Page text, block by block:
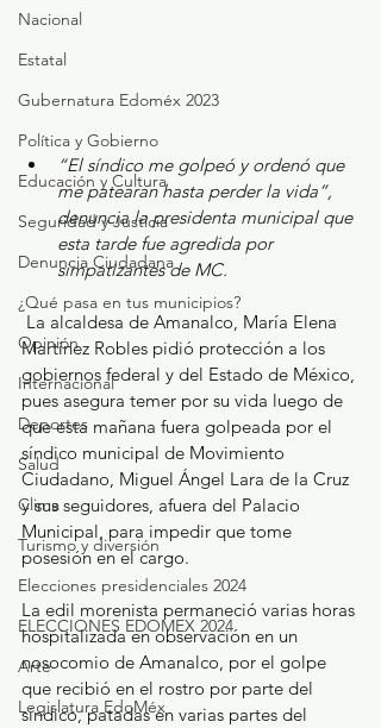
Nacional
Estatal
Gubernatura Edoméx 2023
Política y Gobierno
Educación y Cultura
Seguridad y Justicia
Denuncia Ciudadana
¿Qué pasa en tus municipios?
Opinión
Internacional
Deportes
Salud
Clima
Turismo y diversión
Elecciones presidenciales 2024
ELECCIONES EDOMEX 2024
Arte
Legislatura EdoMéx
“El síndico me golpeó y ordenó que
me patearan hasta perder la vida”,
denuncia la presidenta municipal que
esta tarde fue agredida por
simpatizantes de MC.
Martínez Robles pidió protección a los
gobiernos federal y del Estado de México,
pues asegura temer por su vida luego de
que esta mañana fuera golpeada por el
síndico municipal de Movimiento
Ciudadano, Miguel Ángel Lara de la Cruz
y sus seguidores, afuera del Palacio
Municipal, para impedir que tome
posesión en el cargo.
La edil morenista permaneció varias horas
hospitalizada en observación en un
nosocomio de Amanalco, por el golpe
que recibió en el rostro por parte del
síndico, patadas en varias partes del